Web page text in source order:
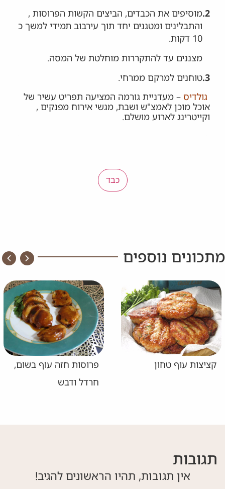
2. מוסיפים את הכבדים, הביצים הקשות הפרוסות ,
והתבלינים ומטגנים יחד תוך עירבוב תמידי למשך כ
10 דקות.
מצננים עד להתקררות מוחלטת של המסה.
3. טוחנים למרקם ממרחי.
גולדיס – מעדניית גורמה המציעה תפריט עשיר של
אוכל מוכן לאמצ"ש ושבת, מגשי אירוח מפנקים ,
וקייטרינג לארוע מושלם.
כבד
מתכונים נוספים
קציצות עוף טחון
פרוסות חזה עוף בשום,
חרדל ודבש
תגובות
אין תגובות, תהיו הראשונים להגיב!